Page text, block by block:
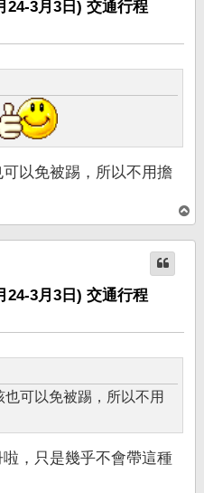
24-3月3日) 交通行程
以免被踢，所以不用擔
頂
端
24-3月3日) 交通行程
可以免被踢，所以不用
，只是幾乎不會帶這種